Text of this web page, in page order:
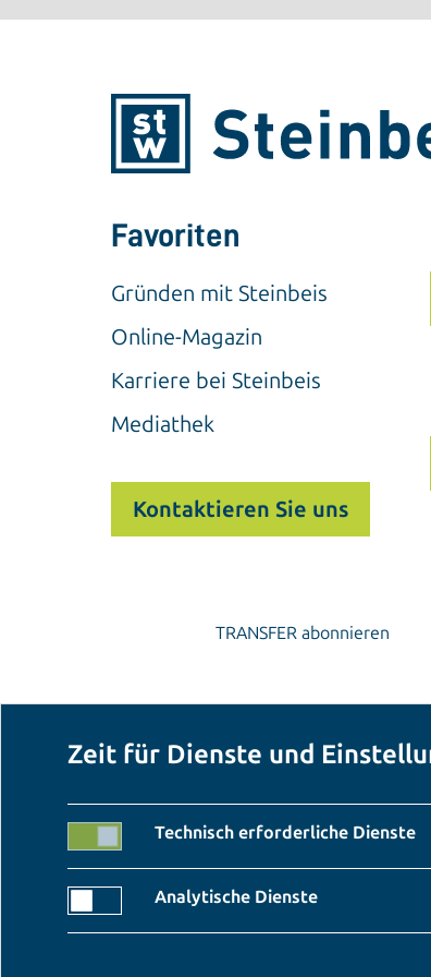
Favoriten
Gründen mit Steinbeis
Online-Magazin
Karriere bei Steinbeis
Mediathek
Kontaktieren Sie uns
TRANSFER abonnieren